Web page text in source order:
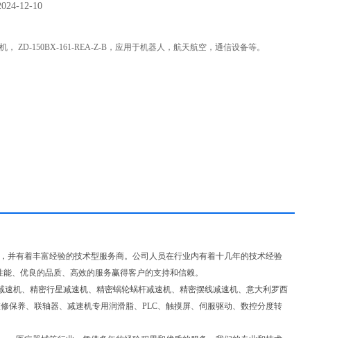
12-10
， ZD-150BX-161-REA-Z-B，应用于机器人，航天航空，通信设备等。
有着丰富经验的技术型服务商。公司人员在行业内有着十几年的技术经验
、优良的品质、高效的服务赢得客户的支持和信赖。
机、精密行星减速机、精密蜗轮蜗杆减速机、精密摆线减速机、意大利罗西
养、联轴器、减速机专用润滑脂、PLC、触摸屏、伺服驱动、数控分度转